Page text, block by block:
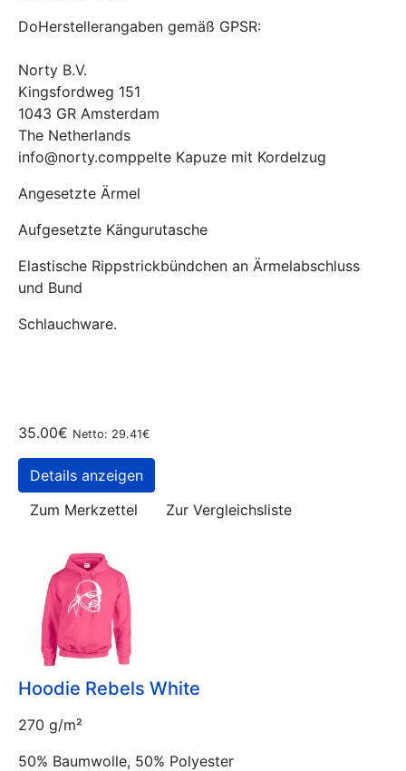
DoHerstellerangaben gemäß GPSR:
Norty B.V.
Kingsfordweg 151
1043 GR Amsterdam
The Netherlands
info@norty.comppelte Kapuze mit Kordelzug
Angesetzte Ärmel
Aufgesetzte Kängurutasche
Elastische Rippstrickbündchen an Ärmelabschluss
und Bund
Schlauchware.
35.00€ Netto: 29.41€
Details anzeigen
Zum Merkzettel
Zur Vergleichsliste
Hoodie Rebels White
270 g/m²
50% Baumwolle, 50% Polyester